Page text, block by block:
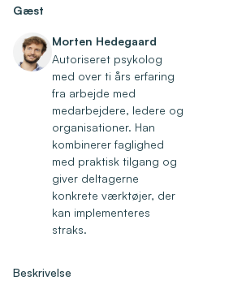
Gæst
Morten Hedegaard
Autoriseret psykolog
med over ti års erfaring
fra arbejde med
medarbejdere, ledere og
organisationer. Han
kombinerer faglighed
med praktisk tilgang og
giver deltagerne
konkrete værktøjer, der
kan implementeres
straks.
Beskrivelse